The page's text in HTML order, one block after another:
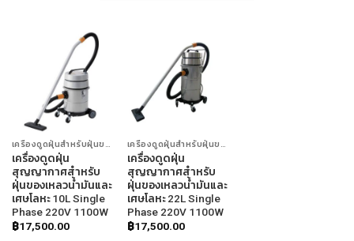
เครื่องดูดฝุ่น
สุญญากาศสำหรับ
ฝุ่นของเหลวน้ำมันและ
เศษโลหะ 10L Single
Phase 220V 1100W
฿17,500.00
เครื่องดูดฝุ่น
สุญญากาศสำหรับ
ฝุ่นของเหลวน้ำมันและ
เศษโลหะ 22L Single
Phase 220V 1100W
฿17,500.00